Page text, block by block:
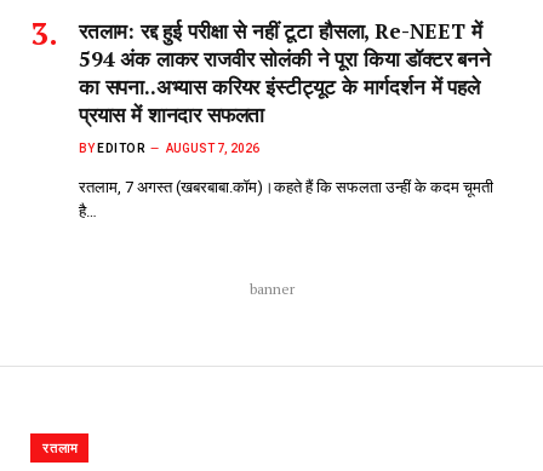
रतलाम: रद्द हुई परीक्षा से नहीं टूटा हौसला, Re-NEET में
594 अंक लाकर राजवीर सोलंकी ने पूरा किया डॉक्टर बनने
का सपना..अभ्यास करियर इंस्टीट्यूट के मार्गदर्शन में पहले
प्रयास में शानदार सफलता
BY EDITOR AUGUST 7, 2026
रतलाम, 7 अगस्त (खबरबाबा.कॉम)।कहते हैं कि सफलता उन्हीं के कदम चूमती
है…
banner
रतलाम